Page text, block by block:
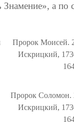
Знамение», а
Пророк Моисей.
Искрицкий,
Пророк Соломон.
Искрицкий,